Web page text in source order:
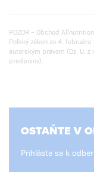
POZOR – Obchod
Poľský zákon zo 4.
autorským právom (Dz. U.
predpisov).
OSTAŇTE V
Prihláste sa k